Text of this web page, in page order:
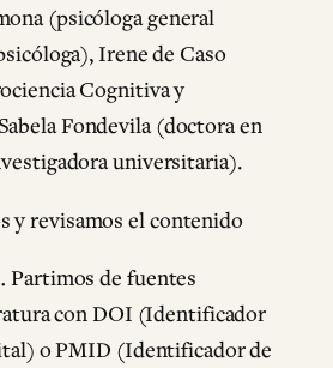
(psicóloga general
Irene de Caso
Cognitiva y
Fondevila (doctora en
universitaria).
y revisamos el contenido
Partimos de fuentes
con DOI (Identificador
o PMID (Identificador de